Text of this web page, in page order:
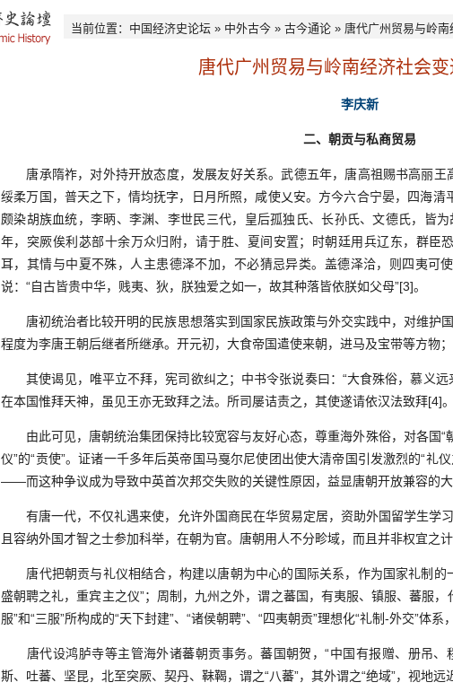
当前位置： 中国经济史论坛 » 中外古今 » 古今通论 » 唐代广州贸易与岭南
唐代广州贸易与岭南经济社会变
李庆新
二、朝贡与私商贸易
唐承隋祚，对外持开放态度，发展友好关系。武德五年，唐高祖赐书高丽王
绥柔万国，普天之下，情均抚字，日月所照，咸使乂安。方今六合宁晏，四海
颇染胡族血统，李昞、李渊、李世民三代，皇后孤独氏、长孙氏、文德氏，皆
年，突厥俟利苾部十余万众归附，请于胜、夏间安置；时朝廷用兵辽东，群臣
耳，其情与中夏不殊，人主患德泽不加，不必猜忌异类。盖德泽洽，则四夷可
说：“自古皆贵中华，贱夷、狄，朕独爱之如一，故其种落皆依朕如父母”[3]。
唐初统治者比较开明的民族思想落实到国家民族政策与外交实践中，对维护
程度为李唐王朝后继者所继承。开元初，大食帝国遣使来朝，进马及宝带等方物
其使谒见，唯平立不拜，宪司欲纠之；中书令张说奏曰：“大食殊俗，慕义远
在本国惟拜天神，虽见王亦无致拜之法。所司屡诘责之，其使遂请依汉法致拜[4]。
由此可见，唐朝统治集团保持比较宽容与友好心态，尊重海外殊俗，对各国“
仪”的“贡使”。证诸一千多年后英帝国马戛尔尼使团出使大清帝国引发激烈的“
——而这种争议成为导致中英首次邦交失败的关键性原因，益显唐朝开放兼容的大
有唐一代，不仅礼遇来使，允许外国商民在华贸易定居，资助外国留学生学
且容纳外国才智之士参加科举，在朝为官。唐朝用人不分畛域，而且并非权宜之
唐代把朝贡与礼仪相结合，构建以唐朝为中心的国际关系，作为国家礼制的
盛朝聘之礼，重宾主之仪”；周制，九州之外，谓之蕃国，有夷服、镇服、蕃服
服”和“三服”所构成的“天下封建”、“诸侯朝聘”、“四夷朝贡”理想化“礼制-外交”体系
唐代设鸿胪寺等主管海外诸蕃朝贡事务。蕃国朝贺，“中国有报赠、册吊、
斯、吐蕃、坚昆，北至突厥、契丹、靺鞨，谓之“八蕃”，其外谓之“绝域”，视地远